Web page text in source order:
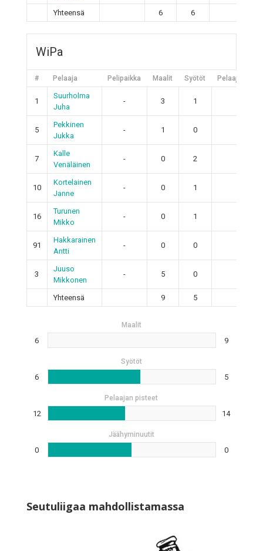
Yhteensä 6 6
WiPa
# Pelaaja Pelipaikka Maalit Syötöt Pelaajan
1
Suurholma
Juha
- 3 1
5
Pekkinen
Jukka
- 1 0
7
Kalle
Venäläinen
- 0 2
10
Kortelainen
Janne
- 0 1
16
Turunen
Mikko
- 0 1
91
Hakkarainen
Antti
- 0 0
3
Juuso
Mikkonen
- 5 0
Yhteensä 9 5
Maalit
6 9
Syötöt
6 5
Pelaajan pisteet
12 14
Jäähyminuutit
0 0
Seutuliigaa mahdollistamassa